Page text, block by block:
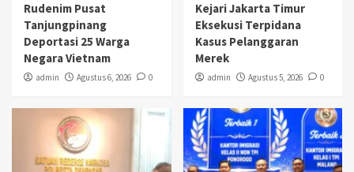
Rudenim Pusat
Tanjungpinang
Deportasi 25 Warga
Negara Vietnam
admin Agustus 6, 2026 0
Kejari Jakarta Timur
Eksekusi Terpidana
Kasus Pelanggaran
Merek
admin Agustus 5, 2026 0